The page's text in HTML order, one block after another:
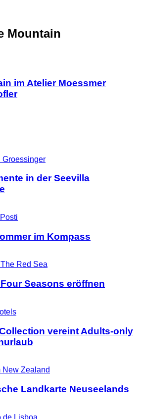
Mountain
im Atelier Moessmer
in der Seevilla
im Kompass
Seasons eröffnen
vereint Adults-only
Landkarte Neuseelands